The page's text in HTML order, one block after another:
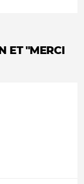
ET "MERCI